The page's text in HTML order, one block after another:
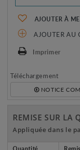
AJOUTER À
AJOUTER AU
Imprimer
Téléchargement
NOTICE
REMISE SUR LA
Appliquée dans le